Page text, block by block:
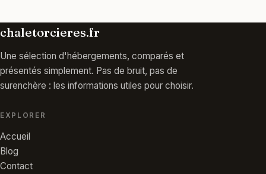
chaletorcieres.fr
Une sélection d'hébergements, comparés et
présentés simplement. Pas de bruit, pas de
surenchère : les informations utiles pour choisir.
EXPLORER
Accueil
Blog
Contact